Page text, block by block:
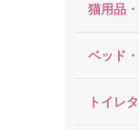
猫用品
ベッド
トイレ